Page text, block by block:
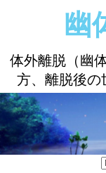
幽
体外離脱（幽
方、離脱後の